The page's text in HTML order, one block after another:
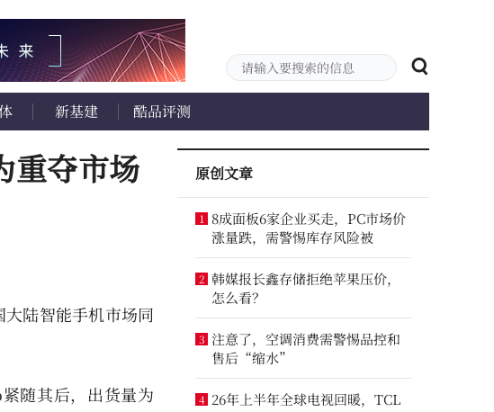
新基建 酷品评测
重夺市场
陆智能手机市场同
随其后，出货量为
原创文章
1
8成面板6家企业买走，PC市场价
涨量跌，需警惕库存风险被
2 韩媒报长鑫存储拒绝苹果压价，
怎么看？
3 注意了，空调消费需警惕品控和
售后“缩水”
4 26年上半年全球电视回暖，TCL